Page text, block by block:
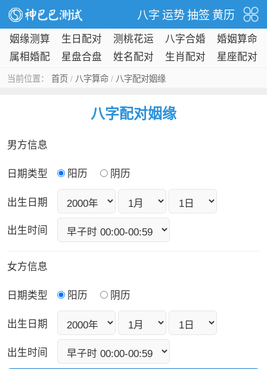
八字 运势 抽签 黄历
姻缘测算 生日配对 测桃花运 八字合婚
婚姻算命
属相婚配
星盘合盘 姓名配对 生肖配对 星座配对
当前位置： 首页 / 八字算命/ 八字配对姻缘
八字配对姻缘
男方信息
日期类型 阳历 阴历
出生日期
出生时间
女方信息
日期类型 阳历 阴历
出生日期
出生时间